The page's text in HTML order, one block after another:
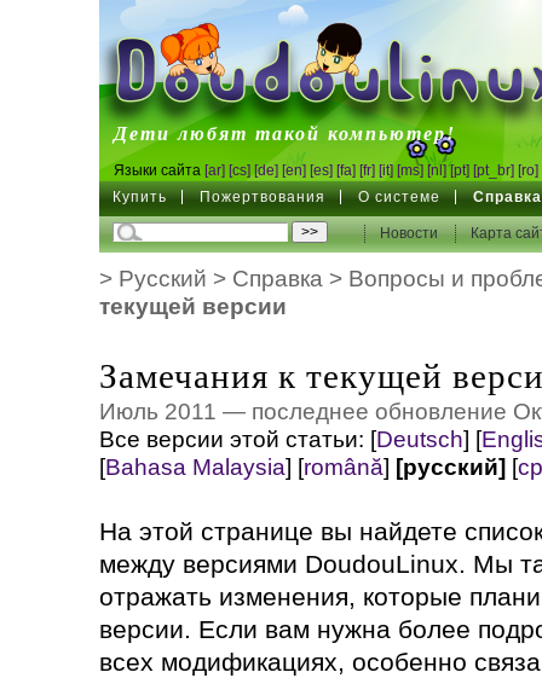
DoudouLinux
Дети любят такой компьютер!
Языки сайта [ar] [cs] [de] [en] [es] [fa] [fr] [it] [ms] [nl] [pt] [pt_br] [ro]
Купить Пожертвования О системе Справка
Новости Карта
> Русский > Справка > Вопросы и
текущей версии
Замечания к текущей
Июль 2011 — последнее обновление
Все версии этой статьи: [Deutsch] [
[Bahasa Malaysia] [română] [русский] [
На этой странице вы найдете
между версиями DoudouLinux. Мы
отражать изменения, которые
версии. Если вам нужна более
всех модификациях, особенно